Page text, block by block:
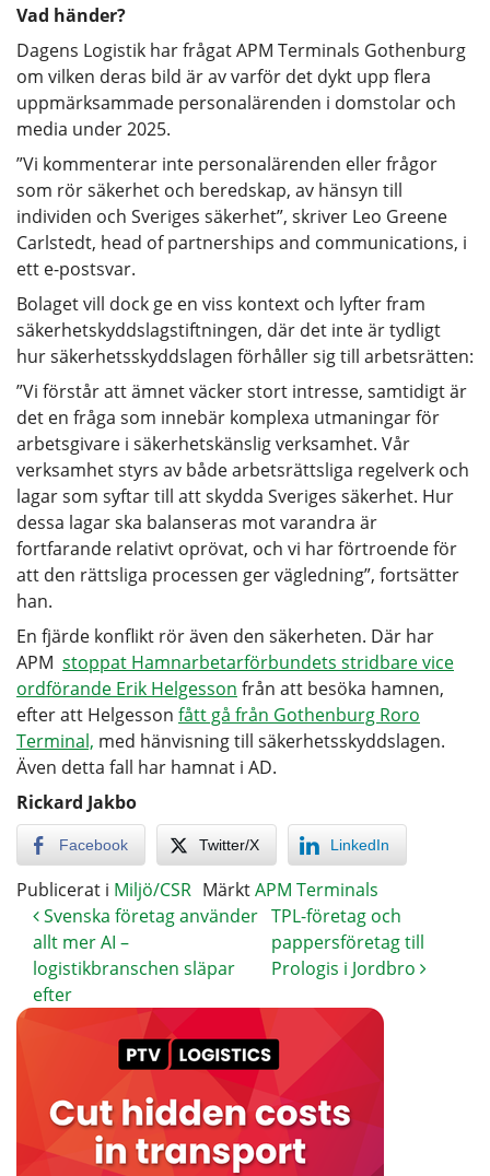
Vad händer?
Dagens Logistik har frågat APM Terminals Gothenburg
om vilken deras bild är av varför det dykt upp flera
uppmärksammade personalärenden i domstolar och
media under 2025.
”Vi kommenterar inte personalärenden eller frågor
som rör säkerhet och beredskap, av hänsyn till
individen och Sveriges säkerhet”, skriver Leo Greene
Carlstedt, head of partnerships and communications, i
ett e-postsvar.
Bolaget vill dock ge en viss kontext och lyfter fram
säkerhetskyddslagstiftningen, där det inte är tydligt
hur säkerhetsskyddslagen förhåller sig till arbetsrätten:
”Vi förstår att ämnet väcker stort intresse, samtidigt är
det en fråga som innebär komplexa utmaningar för
arbetsgivare i säkerhetskänslig verksamhet. Vår
verksamhet styrs av både arbetsrättsliga regelverk och
lagar som syftar till att skydda Sveriges säkerhet. Hur
dessa lagar ska balanseras mot varandra är
fortfarande relativt oprövat, och vi har förtroende för
att den rättsliga processen ger vägledning”, fortsätter
han.
En fjärde konflikt rör även den säkerheten. Där har
APM stoppat Hamnarbetarförbundets stridbare vice
ordförande Erik Helgesson från att besöka hamnen,
efter att Helgesson fått gå från Gothenburg Roro
Terminal, med hänvisning till säkerhetsskyddslagen.
Även detta fall har hamnat i AD.
Rickard Jakbo
Facebook Twitter/X LinkedIn
Publicerat i Miljö/CSR MärktAPM Terminals
Svenska företag använder
allt mer AI –
logistikbranschen släpar
efter
TPL-företag och
pappersföretag till
Prologis i Jordbro